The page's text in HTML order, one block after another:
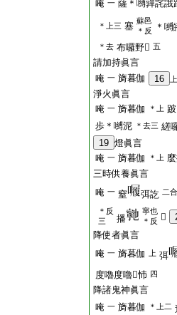
唵 一 薩＊嚩嚲詫誐
＊上三 塞 蘇邑
＊反
＊嚩
＊去 布囉野𤙖 五
請加持眞言
唵 一 旖暮伽 16 上
淨火眞言
唵 一 旖暮伽 ＊上 跛
歩＊嚩泥 ＊去三 縒
19 燈眞言
唵 一 旖暮伽 ＊上
三時供養眞言
唵 一 窒 弭訖 二合
＊反
三
播
寧也
＊反 𤙖
降使者眞言
唵 一 旖暮伽 上 弭
度嚕度嚕𤙖㤄 四
降諸鬼神眞言
唵 一 旖暮伽 ＊上二